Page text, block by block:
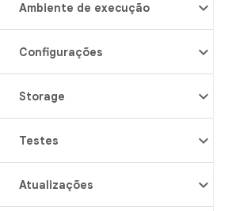
Ambiente de execução
Configurações
Storage
Testes
Atualizações